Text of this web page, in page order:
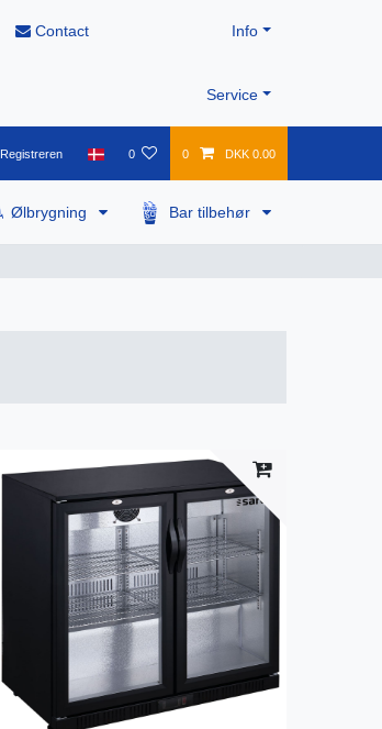
Contact Info
Service
Registreren 0 0 DKK 0.00
Ølbrygning Bar tilbehør